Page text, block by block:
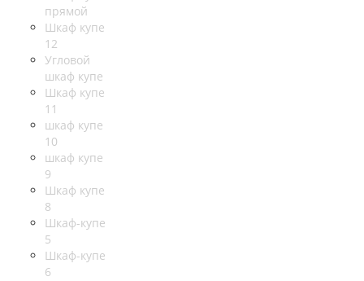
прямой
Шкаф купе
12
Угловой
шкаф купе
Шкаф купе
11
шкаф купе
10
шкаф купе
9
Шкаф купе
8
Шкаф-купе
5
Шкаф-купе
6